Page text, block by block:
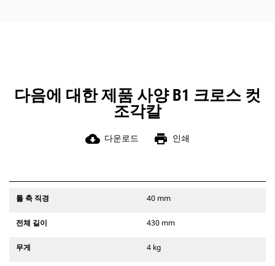
다음에 대한 제품 사양 B1 크로스 컷
조각칼
cloud_download 다운로드 print 인쇄
툴 축 직경 40 mm
전체 길이 430 mm
무게 4 kg